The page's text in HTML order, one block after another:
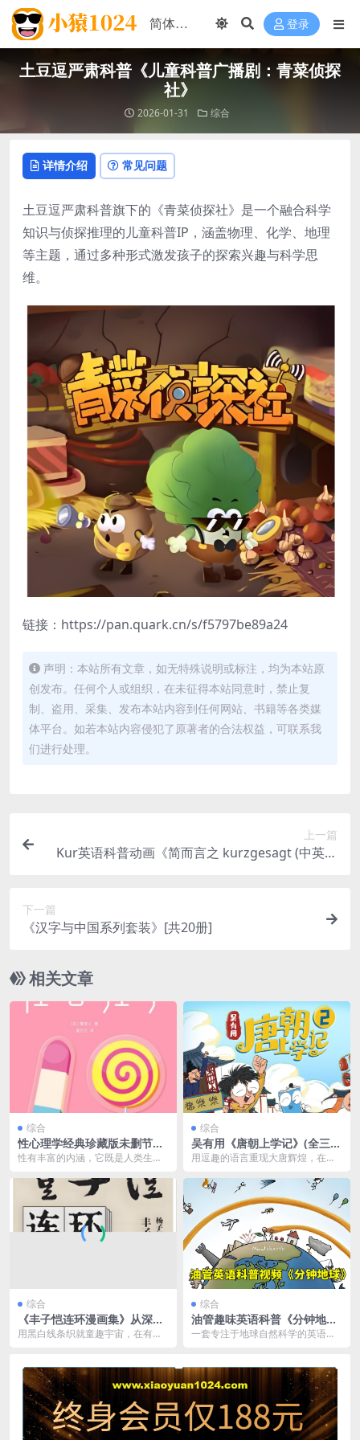
登录
土豆逗严肃科普《儿童科普广播剧：青菜侦探
社》
2026-01-31 综合
详情介绍 常见问题
土豆逗严肃科普旗下的《青菜侦探社》是一个融合科学
知识与侦探推理的儿童科普IP，涵盖物理、化学、地理
等主题，通过多种形式激发孩子的探索兴趣与科学思
维。
链接：https://pan.quark.cn/s/f5797be89a24
声明：本站所有文章，如无特殊说明或标注，均为本站原
创发布。任何个人或组织，在未征得本站同意时，禁止复
制、盗用、采集、发布本站内容到任何网站、书籍等各类媒
体平台。如若本站内容侵犯了原著者的合法权益，可联系我
们进行处理。
上一篇
Kur英语科普动画《简而言之 kurzgesagt (中英字
下一篇
《汉字与中国系列套装》[共20册]
相关文章
综合
性心理学经典珍藏版未删节插
图本合集 人类生命的源泉
性有丰富的内涵，它既是人类生命
部分。性是一种自然...
综合
吴有用《唐朝上学记》(全三
季)
用逗趣的语言重现大唐辉煌，在插
诗词、历史、文化、生...
综合
《丰子恺连环漫画集》从深沉
的成熟中提炼童真
用黑白线条织就童趣宇宙，在有限
综合
油管趣味英语科普《分钟地球
MinuteEarth》
一套专注于地球自然科学的英语科